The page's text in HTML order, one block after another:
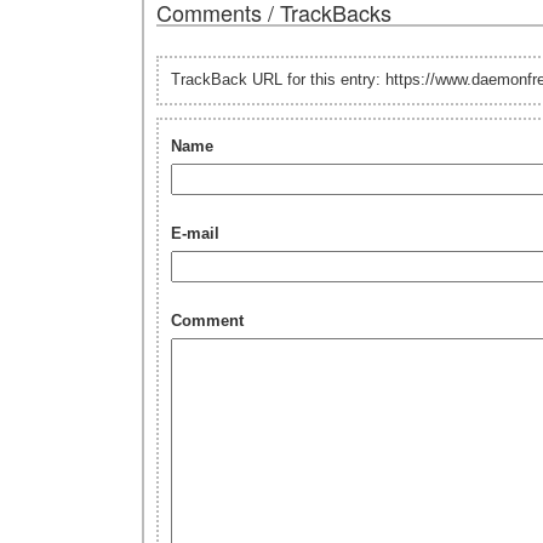
Comments / TrackBacks
TrackBack URL for this entry: https://
Name
E-mail
Comment